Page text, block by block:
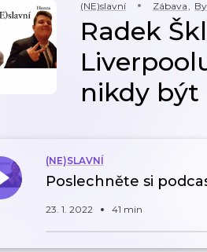
(NE)slavní Zábava,
Radek
nikdy být
(NE)SLAVNÍ
Poslechněte si
23. 1. 2022 41 min